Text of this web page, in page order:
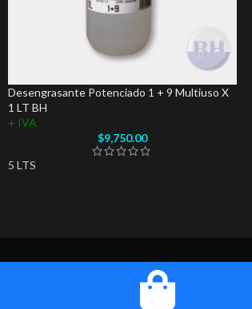
Desengrasante Potenciado 1 + 9 Multiuso X
1 LT BH
+ IVA
$9,750.00
5 LTS